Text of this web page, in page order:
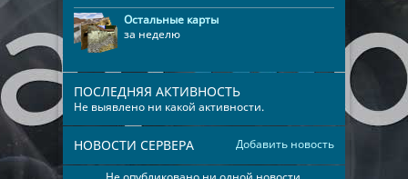
Остальные карты
за неделю
ПОСЛЕДНЯЯ АКТИВНОСТЬ
Не выявлено ни какой активности.
Добавить новость
НОВОСТИ СЕРВЕРА